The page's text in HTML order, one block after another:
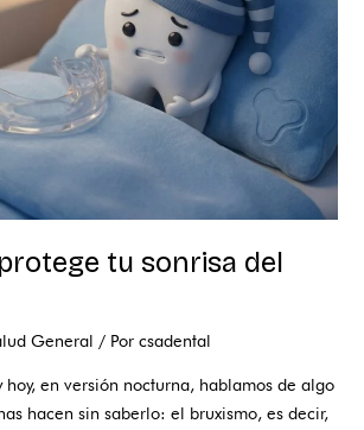
tu sonrisa del
General / Porcsadental
hoy, en versión nocturna, hablamos de algo
hacen sin saberlo: el bruxismo, es decir,